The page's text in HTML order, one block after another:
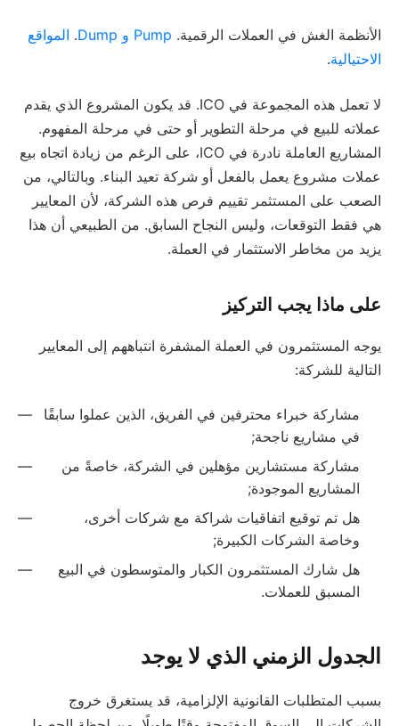
الأنظمة الغش في العملات الرقمية. Pump و Dump . المواقع
الاحتيالية.
لا تعمل هذه المجموعة في ICO. قد يكون المشروع الذي يقدم
عملاته للبيع في مرحلة التطوير أو حتى في مرحلة المفهوم.
المشاريع العاملة نادرة في ICO، على الرغم من زيادة اتجاه بيع
عملات مشروع يعمل بالفعل أو شركة تعيد البناء. وبالتالي، من
الصعب على المستثمر تقييم فرص هذه الشركة، لأن المعايير
هي فقط التوقعات، وليس النجاح السابق. من الطبيعي أن هذا
يزيد من مخاطر الاستثمار في العملة.
على ماذا يجب التركيز
يوجه المستثمرون في العملة المشفرة انتباههم إلى المعايير
التالية للشركة:
مشاركة خبراء محترفين في الفريق، الذين عملوا سابقًا
في مشاريع ناجحة;
مشاركة مستشارين مؤهلين في الشركة، خاصةً من
المشاريع الموجودة;
هل تم توقيع اتفاقيات شراكة مع شركات أخرى،
وخاصة الشركات الكبيرة;
هل شارك المستثمرون الكبار والمتوسطون في البيع
المسبق للعملات.
الجدول الزمني الذي لا يوجد
بسبب المتطلبات القانونية الإلزامية، قد يستغرق خروج